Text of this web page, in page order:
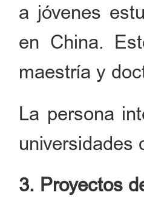
a jóvenes
en China.
maestría y
La persona
universidades
3. Proyectos